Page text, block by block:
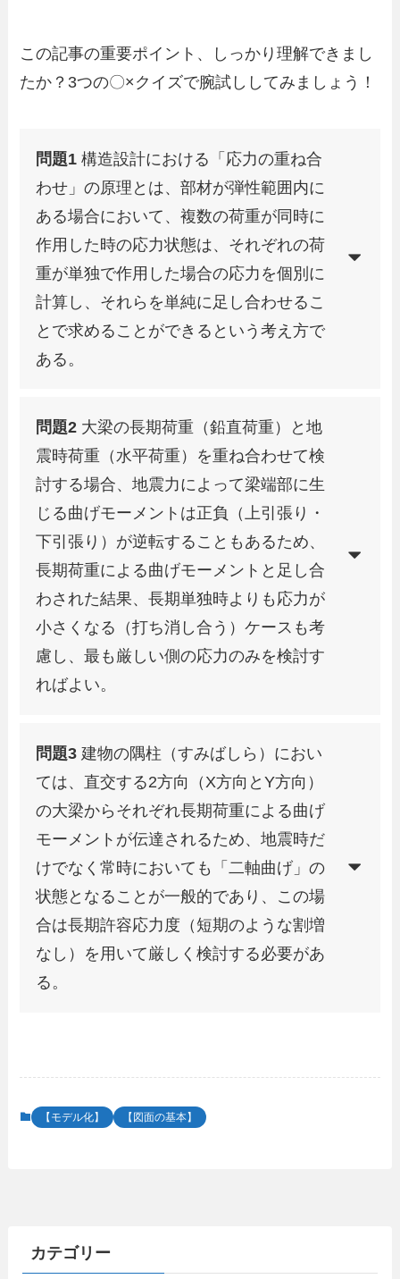
この記事の重要ポイント、しっかり理解できまし
たか？3つの〇×クイズで腕試ししてみましょう！
問題1 構造設計における「応力の重ね合
わせ」の原理とは、部材が弾性範囲内に
ある場合において、複数の荷重が同時に
作用した時の応力状態は、それぞれの荷
重が単独で作用した場合の応力を個別に
計算し、それらを単純に足し合わせるこ
とで求めることができるという考え方で
ある。
問題2 大梁の長期荷重（鉛直荷重）と地
震時荷重（水平荷重）を重ね合わせて検
討する場合、地震力によって梁端部に生
じる曲げモーメントは正負（上引張り・
下引張り）が逆転することもあるため、
長期荷重による曲げモーメントと足し合
わされた結果、長期単独時よりも応力が
小さくなる（打ち消し合う）ケースも考
慮し、最も厳しい側の応力のみを検討す
ればよい。
問題3 建物の隅柱（すみばしら）におい
ては、直交する2方向（X方向とY方向）
の大梁からそれぞれ長期荷重による曲げ
モーメントが伝達されるため、地震時だ
けでなく常時においても「二軸曲げ」の
状態となることが一般的であり、この場
合は長期許容応力度（短期のような割増
なし）を用いて厳しく検討する必要があ
る。
【モデル化】 【図面の基本】
カテゴリー